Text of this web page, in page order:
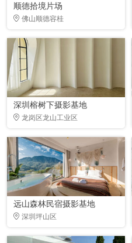
顺德拾境片场
佛山顺德容桂
深圳榕树下摄影基地
龙岗区龙山工业区
远山森林民宿摄影基地
深圳坪山区